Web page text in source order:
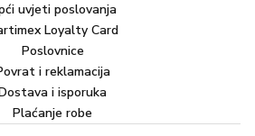
uvjeti poslovanja
Loyalty Card
Poslovnice
i reklamacija
i isporuka
Plaćanje robe